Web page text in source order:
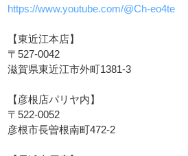
https://www.youtube.com/@Ch-eo4te
【東近江本店】
〒527-0042
滋賀県東近江市外町1381-3
【彦根店パリヤ内】
〒522-0052
彦根市長曽根南町472-2